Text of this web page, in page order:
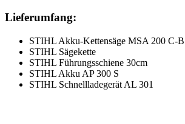
Lieferumfang:
STIHL Akku-Kettensäge MSA 200 C-B
STIHL Sägekette
STIHL Führungsschiene 30cm
STIHL Akku AP 300 S
STIHL Schnellladegerät AL 301